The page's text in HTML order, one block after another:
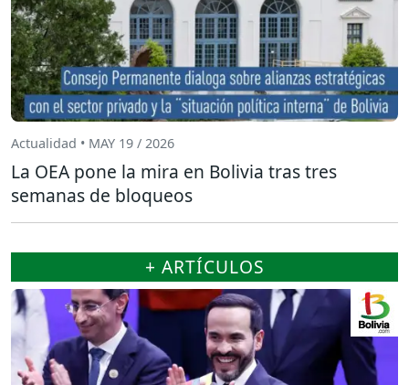
Actualidad • MAY 19 / 2026
La OEA pone la mira en Bolivia tras tres
semanas de bloqueos
+ ARTÍCULOS